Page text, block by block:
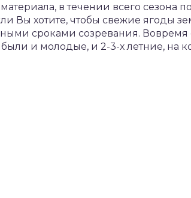
в течении всего
Вы хотите, чтобы свежие ягоды
сроками созревания.
и молодые, и 2-3-х летние, на